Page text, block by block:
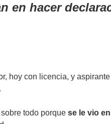
en hacer
hoy con licencia, y aspirante
todo porque se le vio